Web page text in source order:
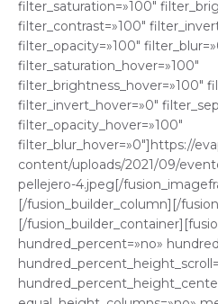
filter_saturation=»100″
filter_contrast=»100″
filter_opacity=»100″
filter_saturation_hover=»100″
filter_brightness_hover=»100″
filter_invert_hover=»0″
filter_opacity_hover=»100″
filter_blur_hover=»0″]https://
content/uploads/2021/09/
pellejero-4.jpeg[/
[/fusion_builder_column][/
[/
hundred_percent=»no»